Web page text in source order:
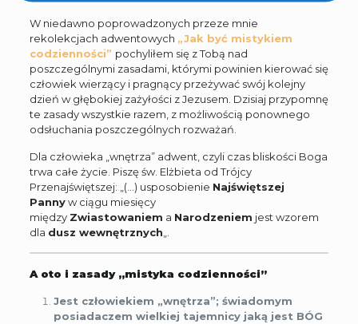
W niedawno poprowadzonych przeze mnie
rekolekcjach adwentowych „Jak być mistykiem
codzienności” pochyliłem się z Tobą nad
poszczególnymi zasadami, którymi powinien kierować się
człowiek wierzący i pragnący przeżywać swój kolejny
dzień w głębokiej zażyłości z Jezusem. Dzisiaj przypomnę
te zasady wszystkie razem, z możliwością ponownego
odsłuchania poszczególnych rozważań.
Dla człowieka „wnętrza” adwent, czyli czas bliskości Boga
trwa całe życie. Piszę św. Elżbieta od Trójcy
Przenajświętszej: „(…) usposobienie Najświętszej
Pannyw ciągu miesięcy
między Zwiastowaniem a Narodzeniem jest wzorem
dla dusz wewnętrznych
A oto i zasady „mistyka codzienności”
Jest człowiekiem „wnętrza”; świadomym
posiadaczem wielkiej tajemnicy jaką jest BÓG